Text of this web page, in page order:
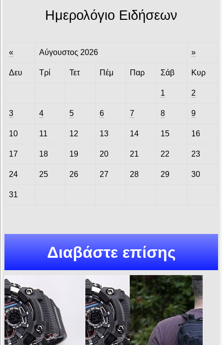
Ημερολόγιο Ειδήσεων
« Αύγουστος 2026 »
Δευ Τρί Τετ Πέμ Παρ Σάβ Κυρ
1 2
3 4 5 6 7 8 9
10 11 12 13 14 15 16
17 18 19 20 21 22 23
24 25 26 27 28 29 30
31
Διαβάστε επίσης